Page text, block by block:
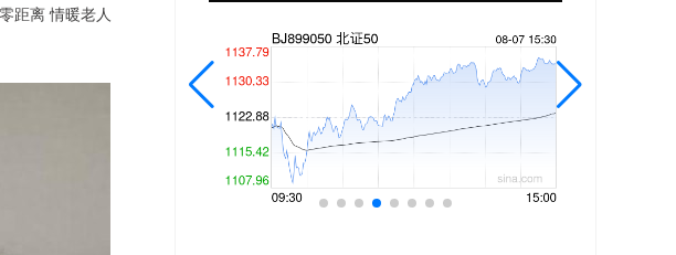
距离 情暖老人